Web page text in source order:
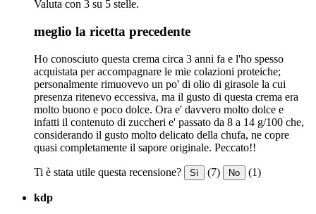
Valuta con 3 su 5 stelle.
meglio la ricetta precedente
Ho conosciuto questa crema circa 3 anni fa e l'ho spesso
acquistata per accompagnare le mie colazioni proteiche;
personalmente rimuovevo un po' di olio di girasole la cui
presenza ritenevo eccessiva, ma il gusto di questa crema era
molto buono e poco dolce. Ora e' davvero molto dolce e
infatti il contenuto di zuccheri e' passato da 8 a 14 g/100 che,
considerando il gusto molto delicato della chufa, ne copre
quasi completamente il sapore originale. Peccato!!
Ti è stata utile questa recensione? Sì (7) No (1)
kdp